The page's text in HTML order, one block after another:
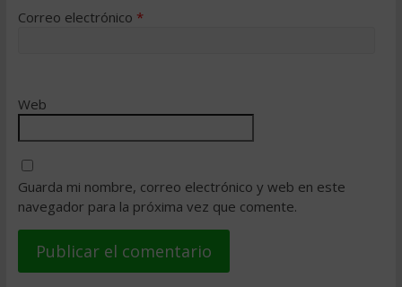
Correo electrónico *
Web
Guarda mi nombre, correo electrónico y web en este
navegador para la próxima vez que comente.